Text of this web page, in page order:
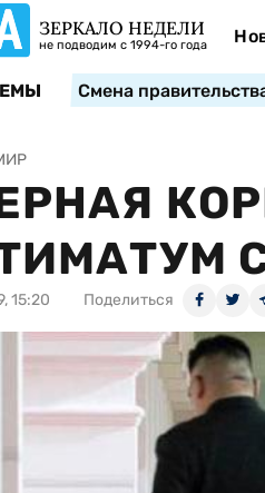
ЗЕРКАЛО НЕДЕЛИ
не подводим с 1994-го года
Смена
15:20 Поделиться